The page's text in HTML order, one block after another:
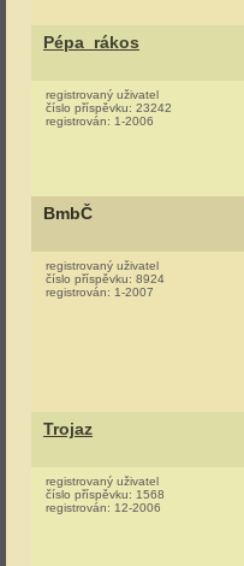
Pépa_rákos
registrovaný uživatel
číslo příspěvku: 23242
registrován: 1-2006
BmbČ
registrovaný uživatel
číslo příspěvku: 8924
registrován: 1-2007
Trojaz
registrovaný uživatel
číslo příspěvku: 1568
registrován: 12-2006